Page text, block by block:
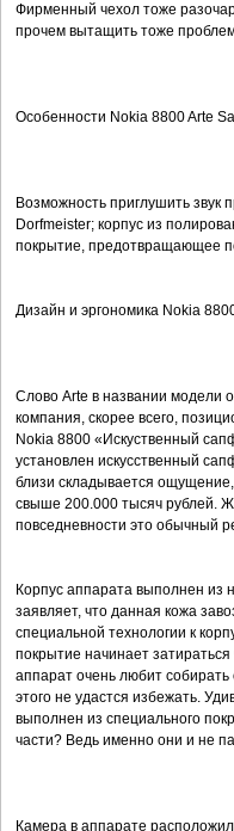
Фирменный чехол тоже
прочем вытащить тоже
Особенности Nokia 8800 Arte
Возможность приглушить звук
Dorfmeister; корпус из
покрытие, предотвращающее
Дизайн и эргономика Nokia
Слово Arte в названии модели
компания, скорее всего,
Nokia 8800 «Искуственный
установлен искусственный
близи складывается
свыше 200.000 тысяч рублей.
повседневности это обычный
Корпус аппарата выполнен
заявляет, что данная кожа
специальной технологии к
покрытие начинает
аппарат очень любит собирать
этого не удастся избежать.
выполнен из специального
части? Ведь именно они и не
Камера в аппарате